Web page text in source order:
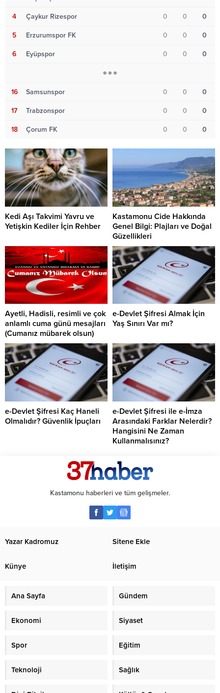
4 Çaykur Rizespor 0 0 0
5 Erzurumspor FK 0 0 0
6 Eyüpspor 0 0 0
16 Samsunspor 0 0 0
17 Trabzonspor 0 0 0
18 Çorum FK 0 0 0
Kedi Aşı Takvimi Yavru ve
Yetişkin Kediler İçin Rehber
Kastamonu Cide Hakkında
Genel Bilgi: Plajları ve Doğal
Güzellikleri
Ayetli, Hadisli, resimli ve çok
anlamlı cuma günü mesajları
(Cumanız mübarek olsun)
e-Devlet Şifresi Almak İçin
Yaş Sınırı Var mı?
e-Devlet Şifresi Kaç Haneli
Olmalıdır? Güvenlik İpuçları
e-Devlet Şifresi ile e-İmza
Arasındaki Farklar Nelerdir?
Hangisini Ne Zaman
Kullanmalısınız?
Kastamonu haberleri ve tüm gelişmeler.
Yazar Kadromuz Sitene Ekle
Künye İletişim
Ana Sayfa Gündem
Ekonomi Siyaset
Spor Eğitim
Teknoloji Sağlık